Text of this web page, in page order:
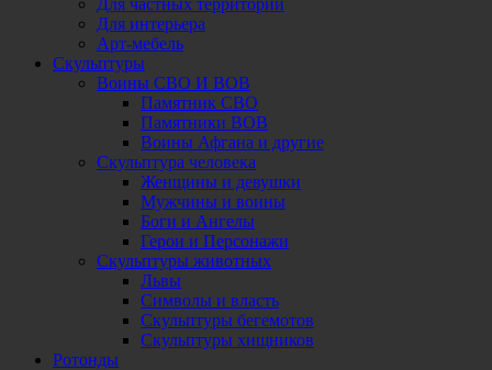
Для частных территорий
Для интерьера
Арт-мебель
Скульптуры
Воины СВО И ВОВ
Памятник СВО
Памятники ВОВ
Воины Афгана и другие
Скульптура человека
Женщины и девушки
Мужчины и воины
Боги и Ангелы
Герои и Персонажи
Скульптуры животных
Львы
Символы и власть
Скульптуры бегемотов
Скульптуры хищников
Ротонды